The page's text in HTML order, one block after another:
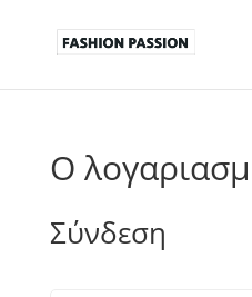
Ο
Σύνδεση